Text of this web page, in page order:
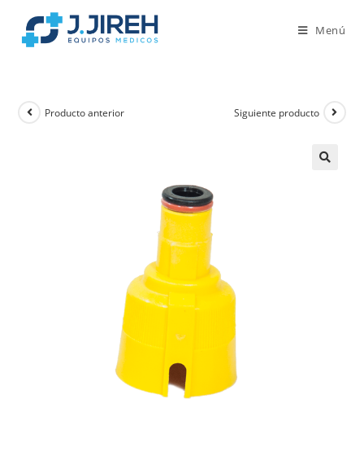
Menú
Producto anterior Siguiente producto